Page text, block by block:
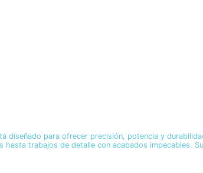
diseñado para ofrecer precisión, potencia y
trabajos de detalle con acabados impecables.